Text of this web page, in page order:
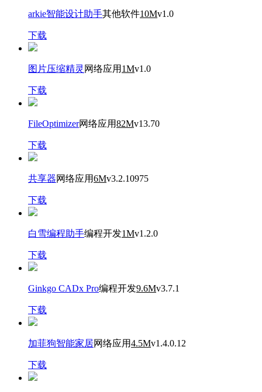
arkie智能设计助手其他软件10Mv1.0
下载
图片压缩精灵 网络应用 1Mv1.0
下载
FileOptimizer网络应用82Mv13.70
下载
共享器网络应用6Mv3.2.10975
下载
白雪编程助手编程开发1Mv1.2.0
下载
Ginkgo CADx Pro编程开发9.6Mv3.7.1
下载
加菲狗智能家居网络应用4.5Mv1.4.0.12
下载